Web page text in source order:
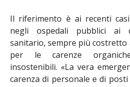
Il riferimento è ai recenti
negli ospedali pubblici ai
sanitario, sempre più
per le carenze
insostenibili. «La vera
carenza di personale e di